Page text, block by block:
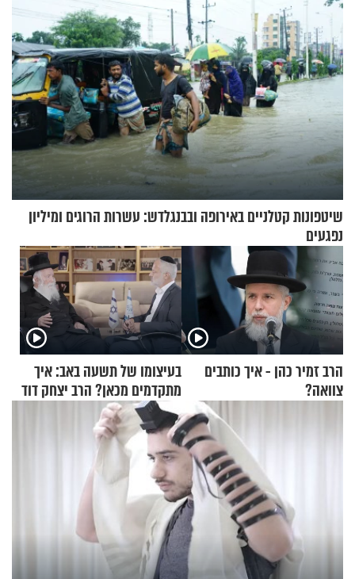
שיטפונות קטלניים באירופה ובבנגלדש: עשרות הרוגים ומיליון
נפגעים
הרב זמיר כהן - איך כותבים
צוואה?
בעיצומו של תשעה באב: איך
מתקדמים מכאן? הרב יצחק דוד
גרוסמן בשיחה מיוחדת